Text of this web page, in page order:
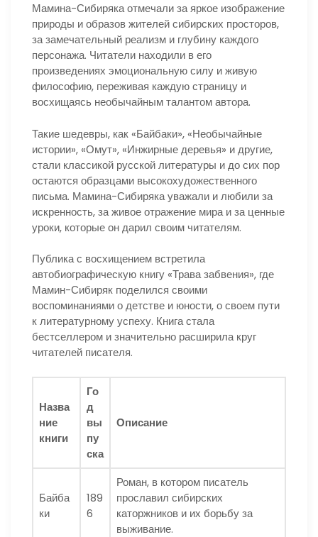
Мамина-Сибиряка отмечали за яркое изображение
природы и образов жителей сибирских просторов,
за замечательный реализм и глубину каждого
персонажа. Читатели находили в его
произведениях эмоциональную силу и живую
философию, переживая каждую страницу и
восхищаясь необычайным талантом автора.
Такие шедевры, как «Байбаки», «Необычайные
истории», «Омут», «Инжирные деревья» и другие,
стали классикой русской литературы и до сих пор
остаются образцами высокохудожественного
письма. Мамина-Сибиряка уважали и любили за
искренность, за живое отражение мира и за ценные
уроки, которые он дарил своим читателям.
Публика с восхищением встретила
автобиографическую книгу «Трава забвения», где
Мамин-Сибиряк поделился своими
воспоминаниями о детстве и юности, о своем пути
к литературному успеху. Книга стала
бестселлером и значительно расширила круг
читателей писателя.
Назва
ние
книги
Го
д
вы
пу
ска
Описание
Байба
ки
189
6
Роман, в котором писатель
прославил сибирских
каторжников и их борьбу за
выживание.